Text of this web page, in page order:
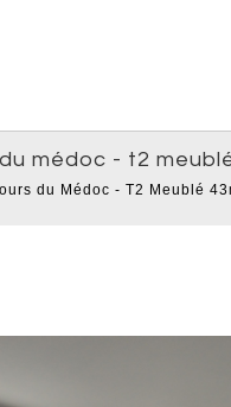
médoc - t2
du Médoc - T2 Meublé